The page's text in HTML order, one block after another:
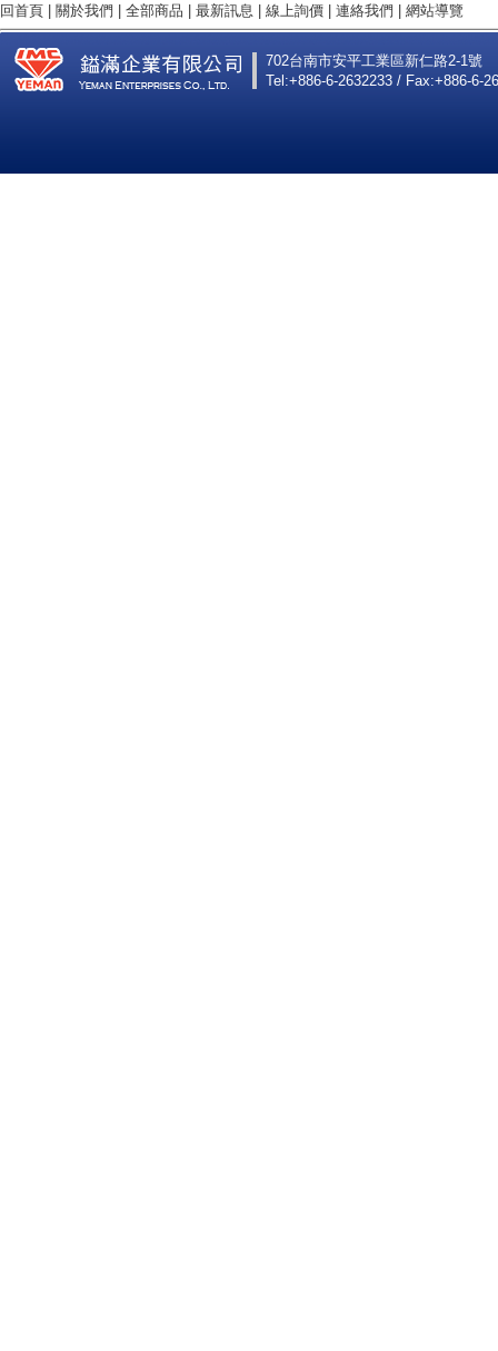
回首頁 | 關於我們 | 全部商品 | 最新訊息 | 線上詢價 | 連絡我們 | 網站導覽
702台南市安平工業區新仁路2-1號
Tel:+886-6-2632233 / Fax:+886-6-